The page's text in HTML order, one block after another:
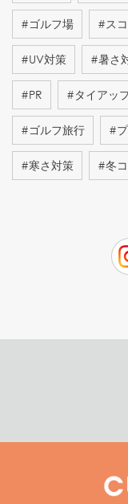
#ゴルフ場 #ス
#UV対策 #暑さ
#PR #タイアッ
#ゴルフ旅行 #
#寒さ対策 #冬